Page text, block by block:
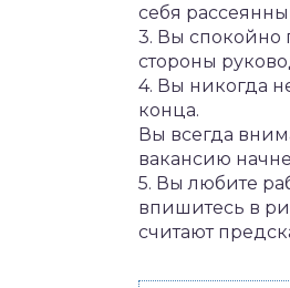
себя
3. Вы спокойно
стороны
4. Вы никогда
конца.
Вы всегда
вакансию
5. Вы любите
впишитесь в
считают